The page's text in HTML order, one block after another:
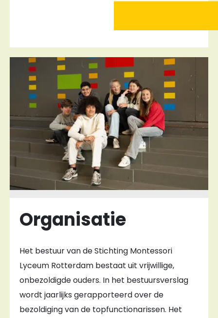
Organisatie
Het bestuur van de Stichting Montessori
Lyceum Rotterdam bestaat uit vrijwillige,
onbezoldigde ouders. In het bestuursverslag
wordt jaarlijks gerapporteerd over de
bezoldiging van de topfunctionarissen. Het